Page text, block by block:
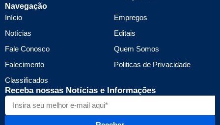
Navegação
Início
Notícias
Fale Conosco
Falecimento
Classificados
Empregos
Editais
Quem Somos
Politicas de Privacidade
Receba nossas Notícias e Informações